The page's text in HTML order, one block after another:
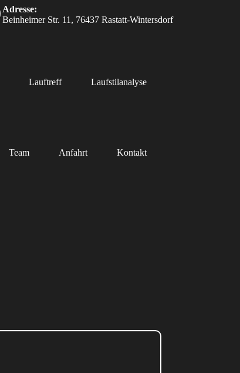
Adresse:
Beinheimer Str. 11, 76437 Rastatt-Wintersdorf
Lauftreff Laufstilanalyse
Team Anfahrt Kontakt